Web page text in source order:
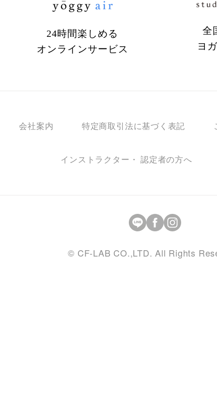
24時間楽しめる
オンラインサービス
全
ヨ
会社案内 特定商取引法に基づく表記
インストラクター・ 認定者の方へ
© CF-LAB CO.,LTD. All Rights